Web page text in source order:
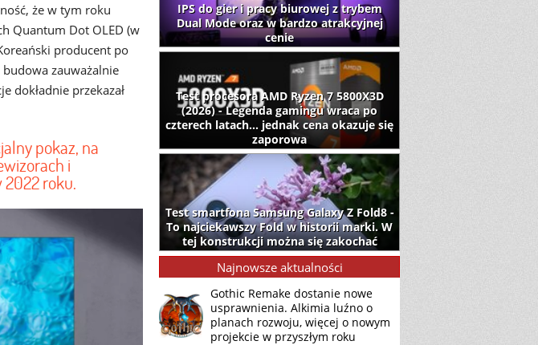
że w tym roku
Quantum Dot OLED (w
producent po
zauważalnie
dokładnie przekazał
pokaz, na
i
2022 roku.
IPS do gier i pracy biurowej z trybem
Dual Mode oraz w bardzo atrakcyjnej
cenie
Test procesora AMD Ryzen 7 5800X3D
(2026) - Legenda gamingu wraca po
czterech latach... jednak cena okazuje się
zaporowa
Test smartfona Samsung Galaxy Z Fold8 -
To najciekawszy Fold w historii marki. W
tej konstrukcji można się zakochać
Najnowsze aktualności
Gothic Remake dostanie nowe
usprawnienia. Alkimia luźno o
planach rozwoju, więcej o nowym
projekcie w przyszłym roku